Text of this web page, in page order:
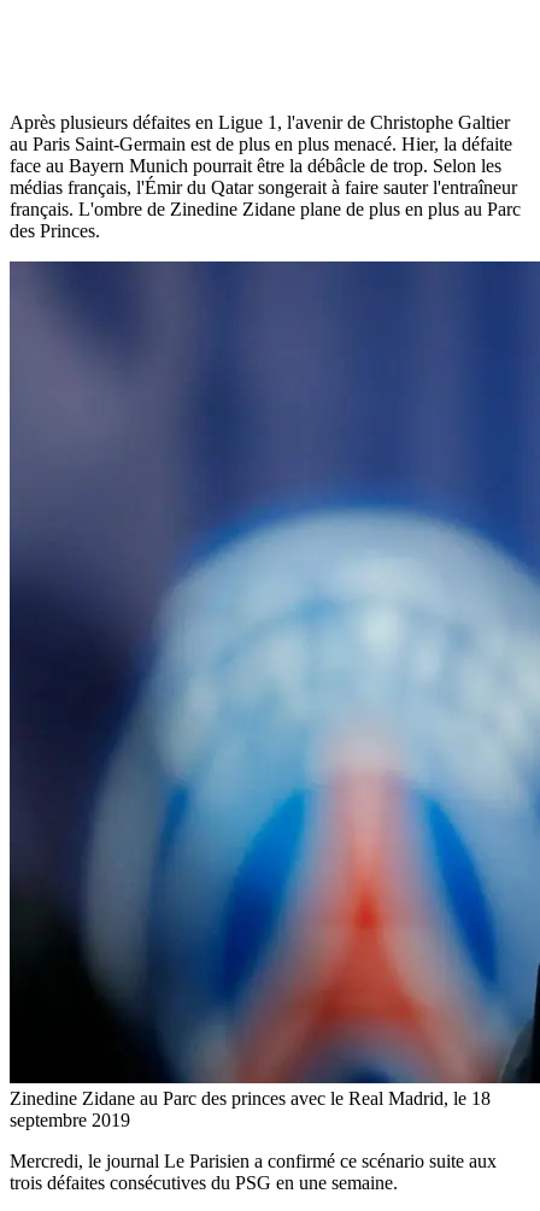
Après plusieurs défaites en Ligue 1, l'avenir de Christophe Galtier
au Paris Saint-Germain est de plus en plus menacé. Hier, la défaite
face au Bayern Munich pourrait être la débâcle de trop. Selon les
médias français, l'Émir du Qatar songerait à faire sauter l'entraîneur
français. L'ombre de Zinedine Zidane plane de plus en plus au Parc
des Princes.
Zinedine Zidane au Parc des princes avec le Real Madrid, le 18
septembre 2019
Mercredi, le journal Le Parisien a confirmé ce scénario suite aux
trois défaites consécutives du PSG en une semaine.